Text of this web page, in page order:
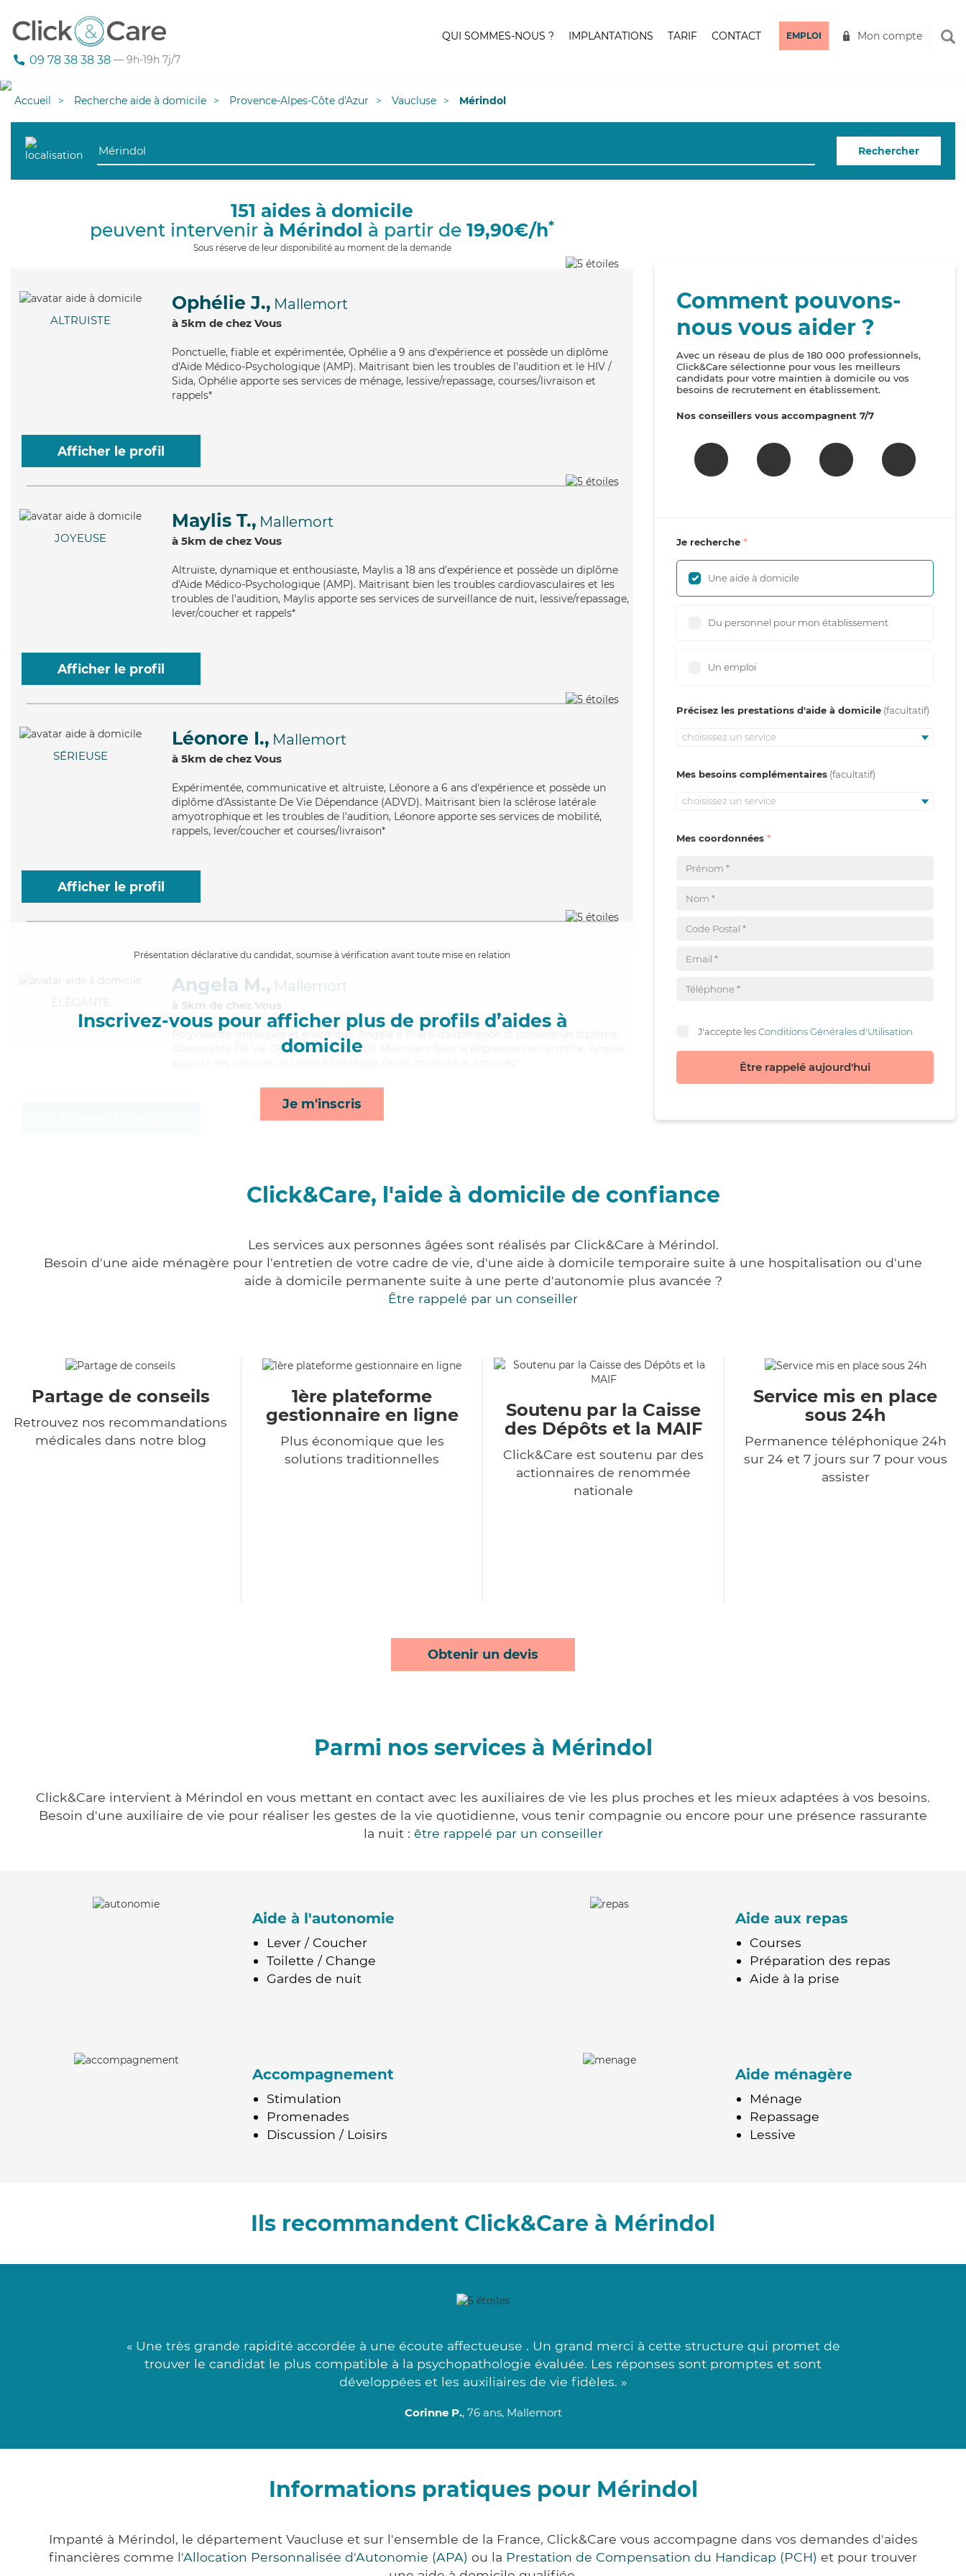
09 78 38 38 38 — 9h-19h 7j/7
QUI SOMMES-NOUS ? IMPLANTATIONS TARIF CONTACT EMPLOI Mon compte
Accueil Recherche aide à domicile Provence-Alpes-Côte d'Azur Vaucluse Mérindol
Rechercher
151 aides à domicile
peuvent intervenir à Mérindol à partir de 19,90€/h*
Sous réserve de leur disponibilité au moment de la demande
ALTRUISTE
Ophélie J., Mallemort
à 5km de chez Vous
Ponctuelle, fiable et expérimentée, Ophélie a 9 ans d'expérience et possède un diplôme
d'Aide Médico-Psychologique (AMP). Maitrisant bien les troubles de l'audition et le HIV /
Sida, Ophélie apporte ses services de ménage, lessive/repassage, courses/livraison et
rappels*
Afficher le profil
JOYEUSE
Maylis T., Mallemort
à 5km de chez Vous
Altruiste, dynamique et enthousiaste, Maylis a 18 ans d'expérience et possède un diplôme
d'Aide Médico-Psychologique (AMP). Maitrisant bien les troubles cardiovasculaires et les
troubles de l'audition, Maylis apporte ses services de surveillance de nuit, lessive/repassage,
lever/coucher et rappels*
Afficher le profil
SÉRIEUSE
Léonore I., Mallemort
à 5km de chez Vous
Expérimentée, communicative et altruiste, Léonore a 6 ans d'expérience et possède un
diplôme d'Assistante De Vie Dépendance (ADVD). Maitrisant bien la sclérose latérale
amyotrophique et les troubles de l'audition, Léonore apporte ses services de mobilité,
rappels, lever/coucher et courses/livraison*
Afficher le profil
Présentation déclarative du candidat, soumise à vérification avant toute mise en relation
Inscrivez-vous pour afficher plus de profils d’aides à
domicile
Je m'inscris
ÉLÉGANTE
Angela M., Mallemort
à 5km de chez Vous
Polyvalente
, impliquée et énergique, Angela a 10 ans d'expérience et possède un diplôme
d'Assistante De Vie Dépendance (ADVD). Maitrisant bien la dépression et l'arthrite, Angela
Comment pouvons-
nous vous aider ?
Avec un réseau de plus de 180 000 professionnels,
Click&Care sélectionne pour vous les meilleurs
candidats pour votre maintien à domicile ou vos
besoins de recrutement en établissement.
Nos conseillers vous accompagnent 7/7
Je recherche
Une aide à domicile
Du personnel pour mon établissement
Un emploi
Précisez les prestations d'aide à domicile
choisissez un service
Mes besoins complémentaires
choisissez un service
Mes coordonnées
J'accepte lesConditions Générales d'Utilisation
Être rappelé aujourd'hui
Click&Care, l'aide à domicile de confiance
Les services aux personnes âgées sont réalisés par Click&Care à Mérindol.
Besoin d'une aide ménagère pour l'entretien de votre cadre de vie, d'une aide à domicile temporaire suite à une hospitalisation ou d'une
aide à domicile permanente suite à une perte d'autonomie plus avancée ?
Être rappelé par un conseiller
Partage de conseils
Retrouvez nos recommandations
médicales dans notre blog
1ère plateforme
gestionnaire en ligne
Plus économique que les
solutions traditionnelles
Soutenu par la Caisse
des Dépôts et la MAIF
Click&Care est soutenu par des
actionnaires de renommée
nationale
Service mis en place
sous 24h
Permanence téléphonique 24h
sur 24 et 7 jours sur 7 pour vous
assister
Obtenir un devis
Parmi nos services à Mérindol
Click&Care intervient à Mérindol en vous mettant en contact avec les auxiliaires de vie les plus proches et les mieux adaptées à vos besoins.
Besoin d'une auxiliaire de vie pour réaliser les gestes de la vie quotidienne, vous tenir compagnie ou encore pour une présence rassurante
la nuit : être rappelé par un conseiller
Aide à l'autonomie
Lever / Coucher
Toilette / Change
Gardes de nuit
Aide aux repas
Courses
Préparation des repas
Aide à la prise
Accompagnement
Stimulation
Promenades
Discussion / Loisirs
Aide ménagère
Ménage
Repassage
Lessive
Ils recommandent Click&Care à Mérindol
« Une très grande rapidité accordée à une écoute affectueuse . Un grand merci à cette structure qui promet de
trouver le candidat le plus compatible à la psychopathologie évaluée. Les réponses sont promptes et sont
développées et les auxiliaires de vie fidèles. »
Corinne P., 76 ans, Mallemort
Informations pratiques pour Mérindol
Impanté à Mérindol, le département Vaucluse et sur l'ensemble de la France, Click&Care vous accompagne dans vos demandes d'aides
financières comme l'Allocation Personnalisée d'Autonomie (APA) ou la Prestation de Compensation du Handicap (PCH) et pour trouver